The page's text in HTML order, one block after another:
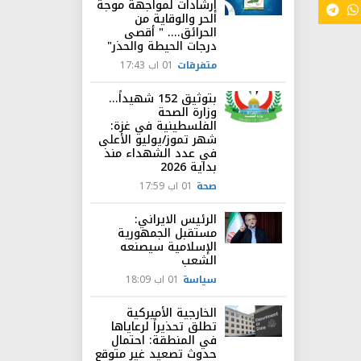
إرشادات لمواجهة موجة
الحر والوقاية من
الحرائق.... " أقصى
درجات الحيطة والحذر"
متفرقات 01 اب 17:43
بتوثيق 152 شهيداً...
وزارة الصحة
الفلسطينية في غزة:
شهر تموز/يوليو الأعلى
في عدد الشهداء منذ
بداية 2026
صحة 01 اب 17:59
الرئيس الايراني:
مستقبل الجمهورية
الإسلامية سيصنعه
الشعب
سياسة 01 اب 18:09
الخارجية الأميركية
تطلق تحذيراً لرعاياها
في المنطقة: احتمال
حدوث تصعيد غير متوقع